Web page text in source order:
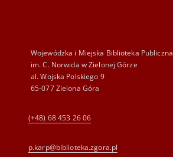
Wojewódzka i Miejska Biblioteka Publiczna
im. C. Norwida w Zielonej Górze
al. Wojska Polskiego 9
65-077 Zielona Góra
(+48) 68 453 26 06
p.karp@biblioteka.zgora.pl